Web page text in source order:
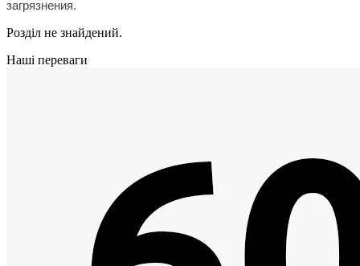
загрязнения.
Розділ не знайдений.
Наші переваги